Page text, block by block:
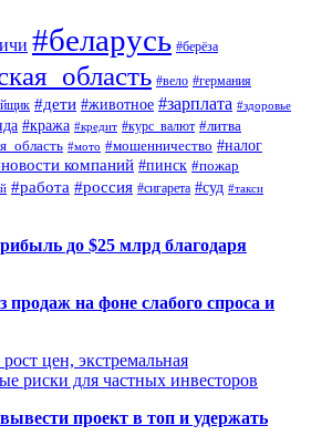
#беларусь #берёза
#вело #германия
#дети #животное #зарплата #здоровье
#кража #кредит #курс_валют #литва
#мото #мошенничество #налог
компаний #пинск #пожар
#работа #россия #сигарета #суд #такси
до $25 млрд благодаря
продаж на фоне слабого спроса и
цен, экстремальная
риски для частных инвесторов
проект в топ и удержать